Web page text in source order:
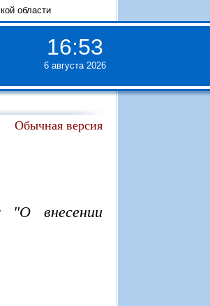
области
16:53
6 августа 2026
Обычная версия
"О внесении